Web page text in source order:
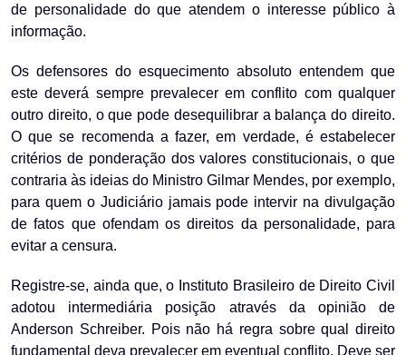
de personalidade do que atendem o interesse público à
informação.
Os defensores do esquecimento absoluto entendem que
este deverá sempre prevalecer em conflito com qualquer
outro direito, o que pode desequilibrar a balança do direito.
O que se recomenda a fazer, em verdade, é estabelecer
critérios de ponderação dos valores constitucionais, o que
contraria às ideias do Ministro Gilmar Mendes, por exemplo,
para quem o Judiciário jamais pode intervir na divulgação
de fatos que ofendam os direitos da personalidade, para
evitar a censura.
Registre-se, ainda que, o Instituto Brasileiro de Direito Civil
adotou intermediária posição através da opinião de
Anderson Schreiber. Pois não há regra sobre qual direito
fundamental deva prevalecer em eventual conflito. Deve ser